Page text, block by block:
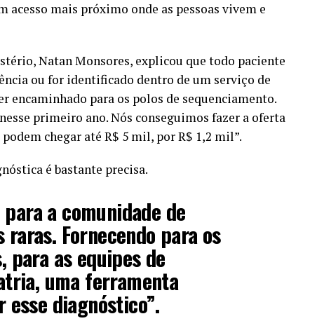
acesso mais próximo onde as pessoas vivem e
Natan Monsores, explicou que todo paciente
ou for identificado dentro de um serviço de
encaminhado para os polos de sequenciamento.
primeiro ano. Nós conseguimos fazer a oferta
chegar até R$ 5 mil, por R$ 1,2 mil”.
é bastante precisa.
a comunidade de
raras. Fornecendo para os
para as equipes de
uma ferramenta
diagnóstico”.